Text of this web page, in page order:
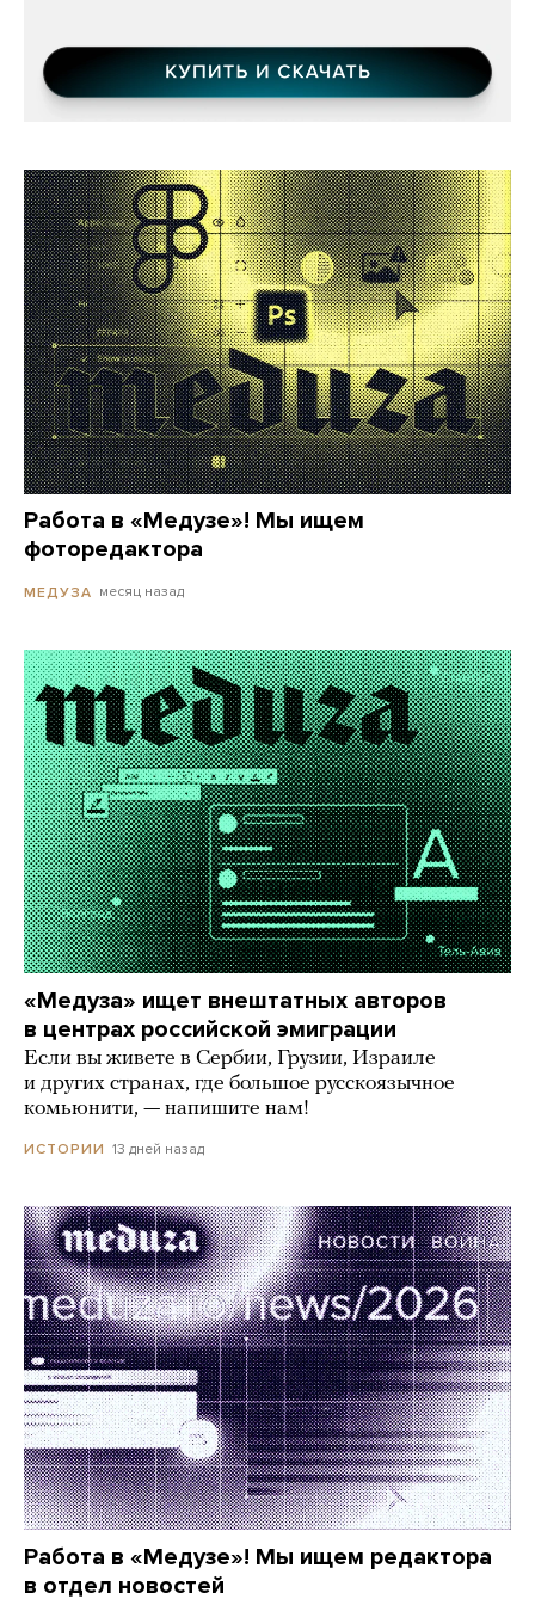
Работа в «Медузе»! Мы ищем
фоторедактора
МЕДУЗА месяц назад
«Медуза» ищет внештатных авторов
в центрах российской эмиграции
Если вы живете в Сербии, Грузии, Израиле
и других странах, где большое русскоязычное
комьюнити, — напишите нам!
ИСТОРИИ 13 дней назад
Работа в «Медузе»! Мы ищем редактора
в отдел новостей